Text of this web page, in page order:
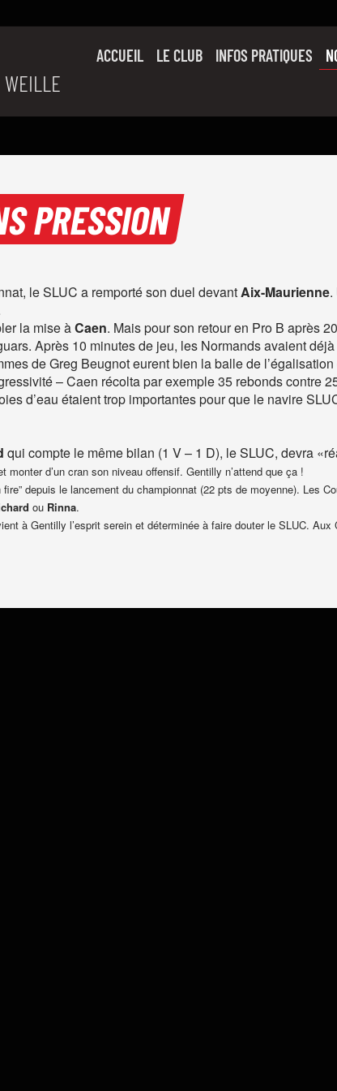
ACCUEIL
LE CLUB
L’ÉQUIPE PRO
INFOS PRATIQUES
PRESSION
le SLUC a remporté son duel devantAix-Maurienne.
la mise àCaen. Mais pour son retour en Pro B après
Après 10 minutes de jeu, les Normands avaient
de Greg Beugnot eurent bien la balle de
– Caen récolta par exemple 35 rebonds contre
d’eau étaient trop importantes pour que le navire
qui compte le même bilan (1 V – 1 D), le SLUC, devra
d’un cran son niveau offensif. Gentilly n’attend que ça !
fire” depuis le lancement du championnat (22 pts de moyenne). Les
ou Rinna.
à Gentilly l’esprit serein et déterminée à faire douter le SLUC.